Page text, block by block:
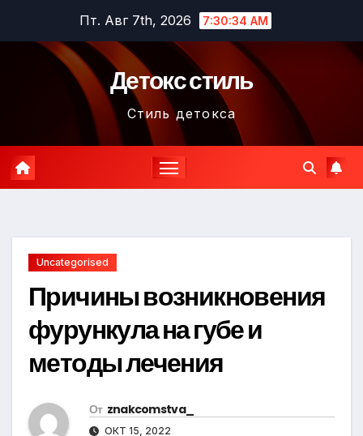
содержимому
Пт. Авг 7th, 2026 7:30:35 AM
Детокс стиль
Стиль детокса
Uncategorised
Причины возникновения
фурункула на губе и
методы лечения
От znakcomstva_
ОКТ 15, 2022